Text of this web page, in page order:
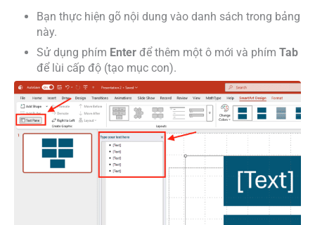
Bạn thực hiện gõ nội dung vào danh sách trong bảng
này.
Sử dụng phím Enter để thêm một ô mới và phím Tab
để lùi cấp độ (tạo mục con).